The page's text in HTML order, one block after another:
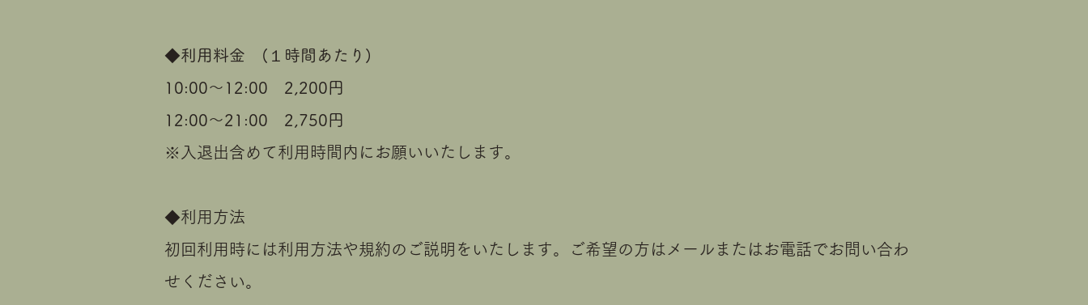
◆利用料金 (１時間あたり)
10:00～12:00 2,200円
12:00～21:00 2,750円
※入退出含めて利用時間内にお願いいたします。
◆利用方法
初回利用時には利用方法や規約のご説明をいたします。ご希望の方はメールまたはお電話でお問い合わ
せください。